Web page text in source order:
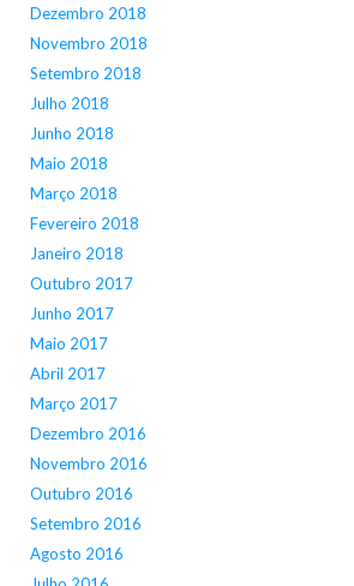
Dezembro 2018
Novembro 2018
Setembro 2018
Julho 2018
Junho 2018
Maio 2018
Março 2018
Fevereiro 2018
Janeiro 2018
Outubro 2017
Junho 2017
Maio 2017
Abril 2017
Março 2017
Dezembro 2016
Novembro 2016
Outubro 2016
Setembro 2016
Agosto 2016